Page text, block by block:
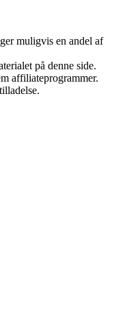
muligvis en andel af
på denne side.
affiliateprogrammer.